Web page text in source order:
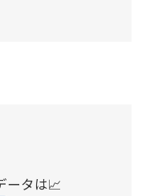
ータは📈